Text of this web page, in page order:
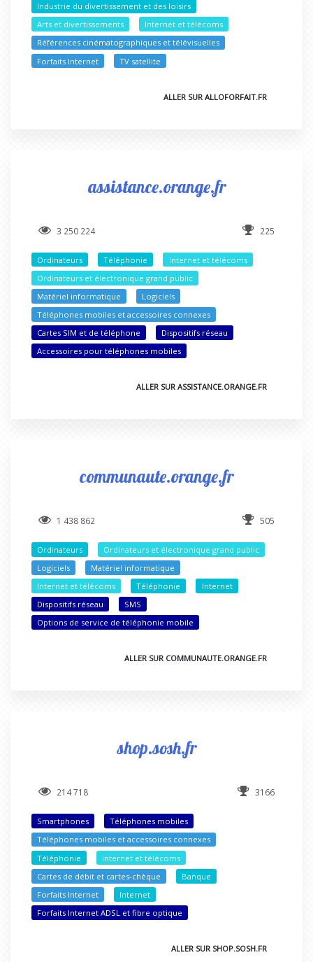
Industrie du divertissement et des loisirs
Arts et divertissements
Internet et télécoms
Références cinématographiques et télévisuelles
Forfaits Internet
TV satellite
ALLER SUR ALLOFORFAIT.FR
assistance.orange.fr
3 250 224 225
Ordinateurs Téléphonie
Internet et télécoms
Ordinateurs et électronique grand public
Matériel informatique
Logiciels
Téléphones mobiles et accessoires connexes
Cartes SIM et de téléphone
Dispositifs réseau
Accessoires pour téléphones mobiles
ALLER SUR ASSISTANCE.ORANGE.FR
communaute.orange.fr
1 438 862 505
Ordinateurs
Ordinateurs et électronique grand public
Logiciels
Matériel informatique
Internet et télécoms
Téléphonie
Internet
Dispositifs réseau
SMS
Options de service de téléphonie mobile
ALLER SUR COMMUNAUTE.ORANGE.FR
shop.sosh.fr
214 718 3166
Smartphones
Téléphones mobiles
Téléphones mobiles et accessoires connexes
Téléphonie
Internet et télécoms
Cartes de débit et cartes-chèque
Banque
Forfaits Internet
Internet
Forfaits Internet ADSL et fibre optique
ALLER SUR SHOP.SOSH.FR